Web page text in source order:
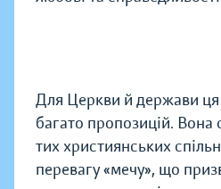
Для Церкви й держави ця
багато пропозицій. Вона
тих християнських
перевагу «мечу», що